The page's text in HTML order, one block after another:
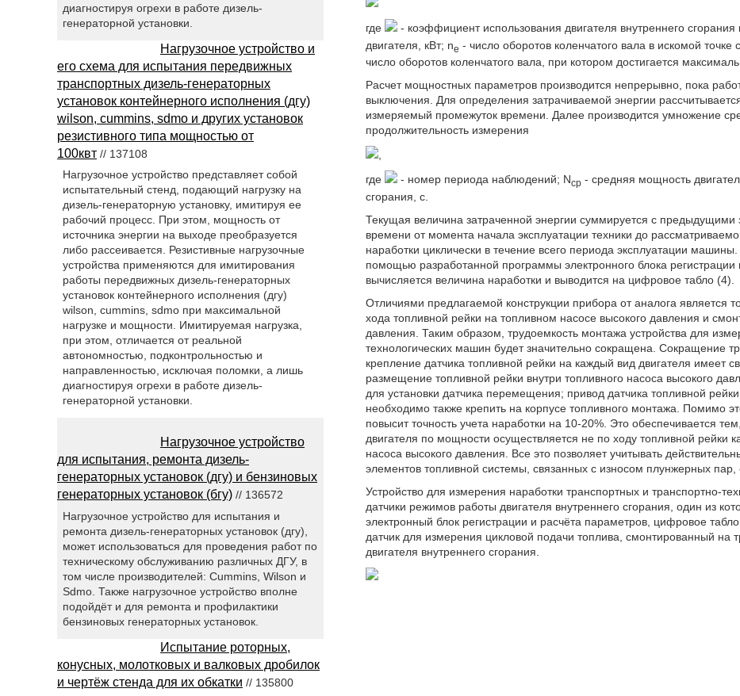
где - коэффициент использования двигателя внутреннего
двигателя, кВт; nе - число оборотов коленчатого вала в искомой точке
число оборотов коленчатого вала, при котором достигается
Расчет мощностных параметров производится непрерывно, пока
выключения. Для определения затрачиваемой энергии
измеряемый промежуток времени. Далее производится умножение
продолжительность измерения
,
где
- номер периода наблюдений; Nср - средняя мощность
сгорания, с.
Текущая величина затраченной энергии суммируется с
времени от момента начала эксплуатации техники до
наработки циклически в течение всего периода эксплуатации
помощью разработанной программы электронного блока
вычисляется величина наработки и выводится на цифровое табло (4).
Отличиями предлагаемой конструкции прибора от аналога является
хода топливной рейки на топливном насосе высокого давления и
давления. Таким образом, трудоемкость монтажа устройства для
технологических машин будет значительно сокращена. Сокращение
крепление датчика топливной рейки на каждый вид двигателя имеет
размещение топливной рейки внутри топливного насоса высокого
для установки датчика перемещения; привод датчика топливной
необходимо также крепить на корпусе топливного монтажа. Помимо
повысит точность учета наработки на 10-20%. Это обеспечивается
двигателя по мощности осуществляется не по ходу топливной рейки
насоса высокого давления. Все это позволяет учитывать
элементов топливной системы, связанных с износом плунжерных пар,
Устройство для измерения наработки транспортных и транспортно-
датчики режимов работы двигателя внутреннего сгорания, один из
электронный блок регистрации и расчёта параметров, цифровое
датчик для измерения цикловой подачи топлива, смонтированный на
двигателя внутреннего сгорания.
диагностируя огрехи в работе дизель-
генераторной установки.
Нагрузочное устройство и
его схема для испытания передвижных
транспортных дизель-генераторных
установок контейнерного исполнения (дгу)
wilson, cummins, sdmo и других установок
резистивного типа мощностью от
100квт // 137108
Нагрузочное устройство представляет собой
испытательный стенд, подающий нагрузку на
дизель-генераторную установку, имитируя ее
рабочий процесс. При этом, мощность от
источника энергии на выходе преобразуется
либо рассеивается. Резистивные нагрузочные
устройства применяются для имитирования
работы передвижных дизель-генераторных
установок контейнерного исполнения (дгу)
wilson, cummins, sdmo при максимальной
нагрузке и мощности. Имитируемая нагрузка,
при этом, отличается от реальной
автономностью, подконтрольностью и
направленностью, исключая поломки, а лишь
диагностируя огрехи в работе дизель-
генераторной установки.
Нагрузочное устройство
для испытания, ремонта дизель-
генераторных установок (дгу) и бензиновых
генераторных установок (бгу) // 136572
Нагрузочное устройство для испытания и
ремонта дизель-генераторных установок (дгу),
может использоваться для проведения работ по
техническому обслуживанию различных ДГУ, в
том числе производителей: Cummins, Wilson и
Sdmo. Также нагрузочное устройство вполне
подойдёт и для ремонта и профилактики
бензиновых генераторных установок.
Испытание роторных,
конусных, молотковых и валковых дробилок
и чертёж стенда для их обкатки // 135800